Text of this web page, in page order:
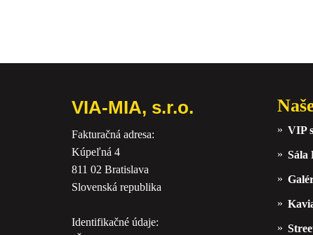
VIA-MIA, s.r.o.
Fakturačná adresa:
Kúpeľná 4
811 02 Bratislava
Slovenská republika
Identifikačné údaje:
VIP
Sála